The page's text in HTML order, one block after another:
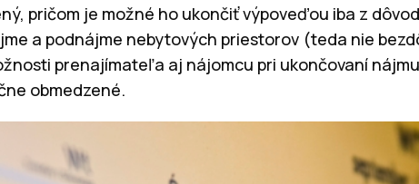
pričom je možné ho ukončiť výpoveďou iba z
a podnájme nebytových priestorov (teda nie
prenajímateľa aj nájomcu pri ukončovaní
obmedzené.